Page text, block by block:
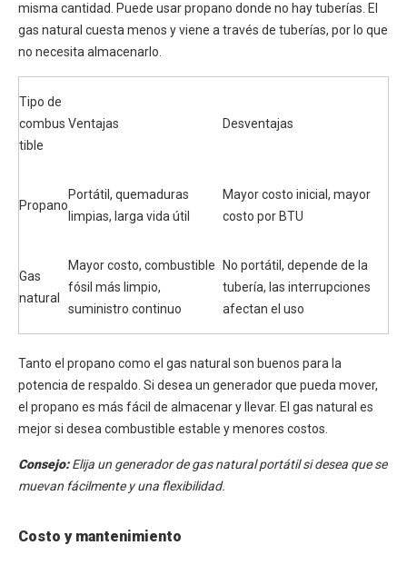
misma cantidad. Puede usar propano donde no hay tuberías. El
gas natural cuesta menos y viene a través de tuberías, por lo que
no necesita almacenarlo.
Tipo de
combus
tible
Ventajas Desventajas
Propano
Portátil, quemaduras
limpias, larga vida útil
Mayor costo inicial, mayor
costo por BTU
Gas
natural
Mayor costo, combustible
fósil más limpio,
suministro continuo
No portátil, depende de la
tubería, las interrupciones
afectan el uso
Tanto el propano como el gas natural son buenos para la
potencia de respaldo. Si desea un generador que pueda mover,
el propano es más fácil de almacenar y llevar. El gas natural es
mejor si desea combustible estable y menores costos.
Consejo:Elija un generador de gas natural portátil si desea que se
muevan fácilmente y una flexibilidad.
Costo y mantenimiento